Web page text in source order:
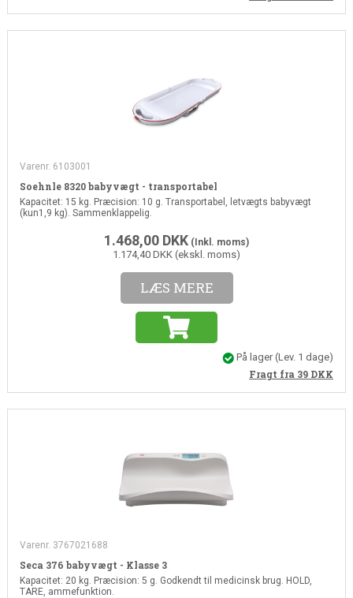
Varenr. 6103001
Soehnle 8320 babyvægt - transportabel
Kapacitet: 15 kg. Præcision: 10 g. Transportabel, letvægts babyvægt
(kun1,9 kg). Sammenklappelig.
1.468,00 DKK (Inkl. moms)
1.174,40 DKK (ekskl. moms)
LÆS MERE
På lager(Lev. 1 dage)
Fragt fra 39 DKK
Varenr. 3767021688
Seca 376 babyvægt - Klasse 3
Kapacitet: 20 kg. Præcision: 5 g. Godkendt til medicinsk brug. HOLD,
TARE, ammefunktion.